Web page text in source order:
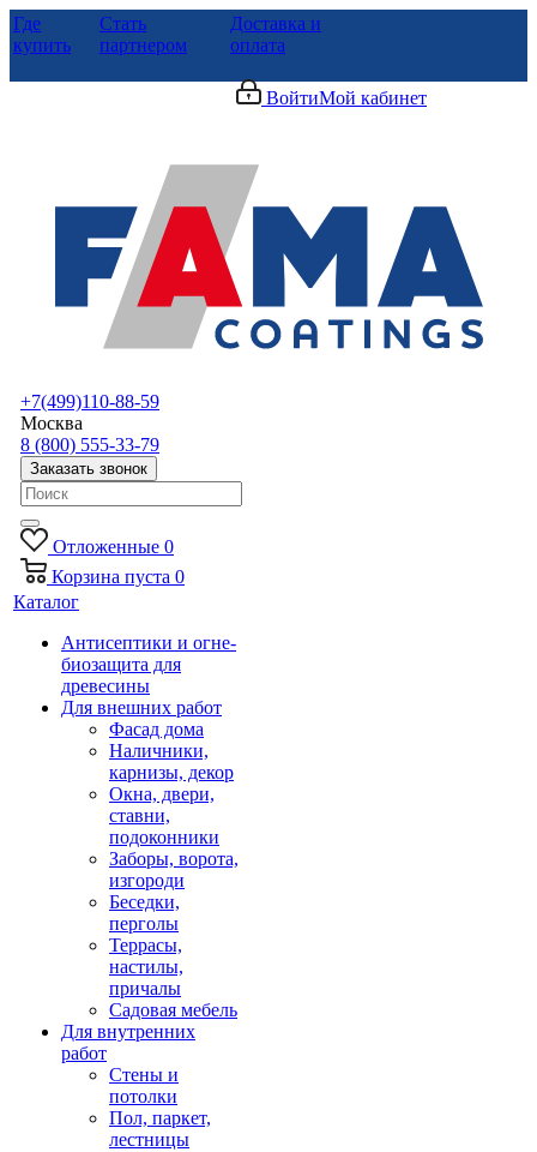
Где
купить
Стать
партнером
Доставка и
оплата
ВойтиМой кабинет
+7(499)110-88-59
Москва
8 (800) 555-33-79
Заказать звонок
Отложенные 0
Корзина пуста 0
Каталог
Антисептики и огне-
биозащита для
древесины
Для внешних работ
Фасад дома
Наличники,
карнизы, декор
Окна, двери,
ставни,
подоконники
Заборы, ворота,
изгороди
Беседки,
перголы
Террасы,
настилы,
причалы
Садовая мебель
Для внутренних
работ
Стены и
потолки
Пол, паркет,
лестницы